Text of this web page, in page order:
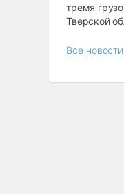
тремя
Тверской
Все новости